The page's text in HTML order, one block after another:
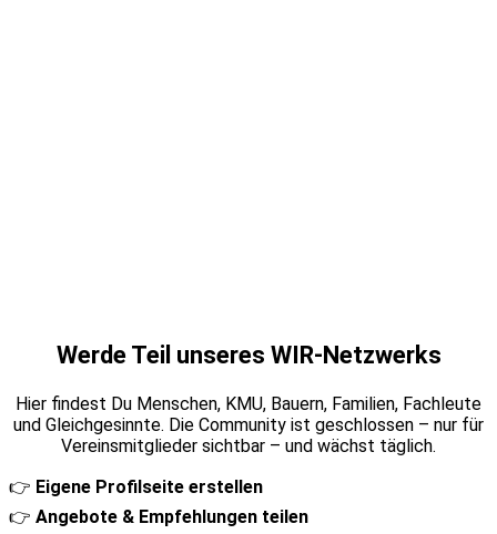
Werde Teil unseres WIR-Netzwerks
Hier findest Du Menschen, KMU, Bauern, Familien, Fachleute
und Gleichgesinnte. Die Community ist geschlossen – nur für
Vereinsmitglieder sichtbar – und wächst täglich.
👉 Eigene Profilseite erstellen
👉 Angebote & Empfehlungen teilen